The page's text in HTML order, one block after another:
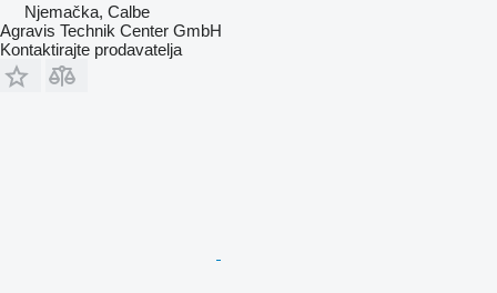
Njemačka, Calbe
Agravis Technik Center GmbH
Kontaktirajte prodavatelja